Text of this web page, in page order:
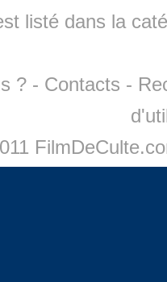
listé dans la
? - Contacts -